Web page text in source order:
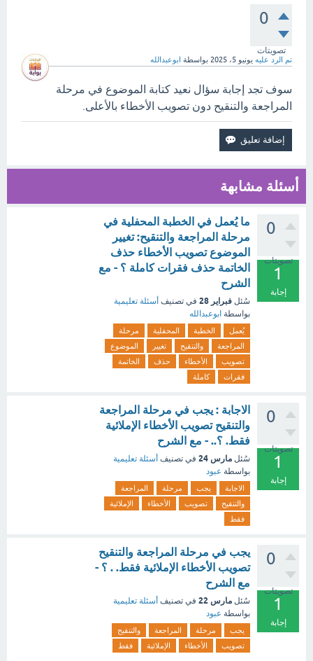
0
تصويتات
تم الرد عليه يونيو 5، 2025 بواسطة ابوعبدالله
سوف تجد إجابة سؤال نعيد كتابة الموضوع في مرحلة
المراجعة والتنقيح دون تصويب الأخطاء بالأعلى.
أسئلة مشابهة
0
تصويتات
1
إجابة
ما يُعمل في الخطبة المحفلية في
مرحلة المراجعة والتنقيح: تغيير
الموضوع تصويب الأخطاء حذف
الخاتمة حذف فقرات كاملة ؟ - مع
الشرح
سُئل فبراير 28 في تصنيف أسئلة تعليمية
بواسطة ابوعبدالله
يُعمل الخطبة المحفلية
مرحلة
المراجعة
والتنقيح تغيير
الموضوع
تصويب
الأخطاء حذف
الخاتمة
فقرات
كاملة
0
تصويتات
1
إجابة
الاجابة : يجب في مرحلة المراجعة
والتنقيح تصويب الأخطاء الإملائية
فقط. ؟.. - مع الشرح
سُئل مارس 24 في تصنيف أسئلة تعليمية
بواسطة عبود
الاجابة يجب مرحلة
المراجعة
والتنقيح
تصويب الأخطاء
الإملائية
فقط
0
تصويتات
1
إجابة
يجب في مرحلة المراجعة والتنقيح
تصويب الأخطاء الإملائية فقط. . ؟ -
مع الشرح
سُئل مارس 22 في تصنيف أسئلة تعليمية
بواسطة عبود
يجب مرحلة المراجعة
والتنقيح
تصويب
الأخطاء الإملائية فقط